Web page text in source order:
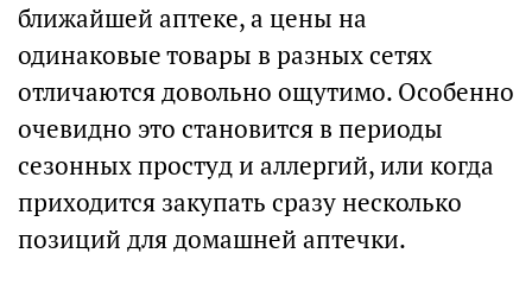
ближайшей аптеке, а цены на
одинаковые товары в разных сетях
отличаются довольно ощутимо. Особенно
очевидно это становится в периоды
сезонных простуд и аллергий, или когда
приходится закупать сразу несколько
позиций для домашней аптечки.